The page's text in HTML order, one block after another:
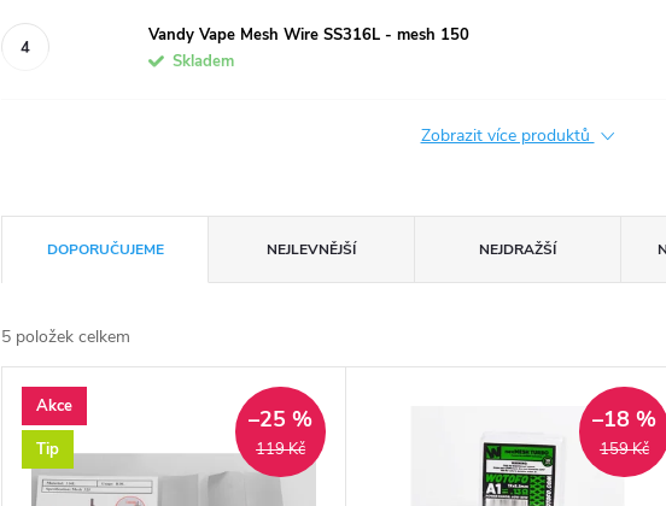
Vandy Vape Mesh Wire SS316L - mesh 150
Skladem
Zobrazit více produktů
e
n
DOPORUČUJEME NEJLEVNĚJŠÍ NEJDRAŽŠÍ
5 položek celkem
Akce
Tip
119 Kč
–25 %
159 Kč
–18 %